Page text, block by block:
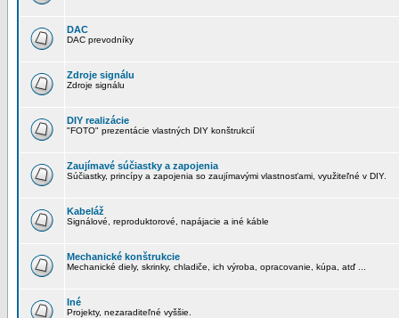
DAC
DAC prevodníky
Zdroje signálu
Zdroje signálu
DIY realizácie
"FOTO" prezentácie vlastných DIY konštrukcií
Zaujímavé súčiastky a zapojenia
Súčiastky, princípy a zapojenia so zaujímavými vlastnosťami, využiteľné v DIY.
Kabeláž
Signálové, reproduktorové, napájacie a iné káble
Mechanické konštrukcie
Mechanické diely, skrinky, chladiče, ich výroba, opracovanie, kúpa, atď ...
Iné
Projekty, nezaraditeľné vyššie.